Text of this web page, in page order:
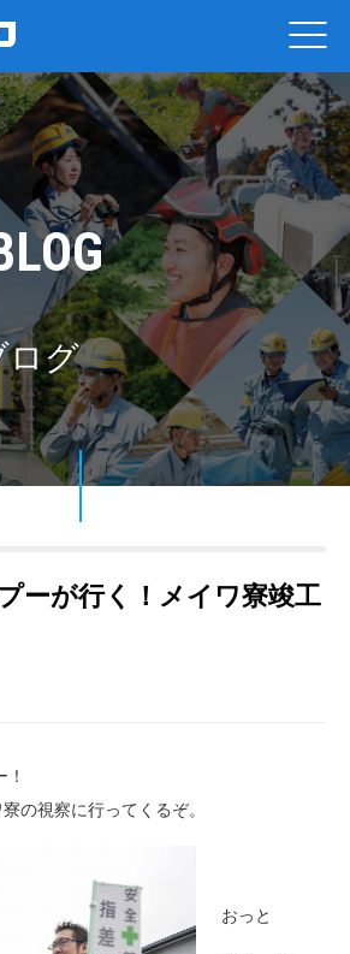
ログ
ーが行く！メイワ寮竣工
の視察に行ってくるぞ。
おっと